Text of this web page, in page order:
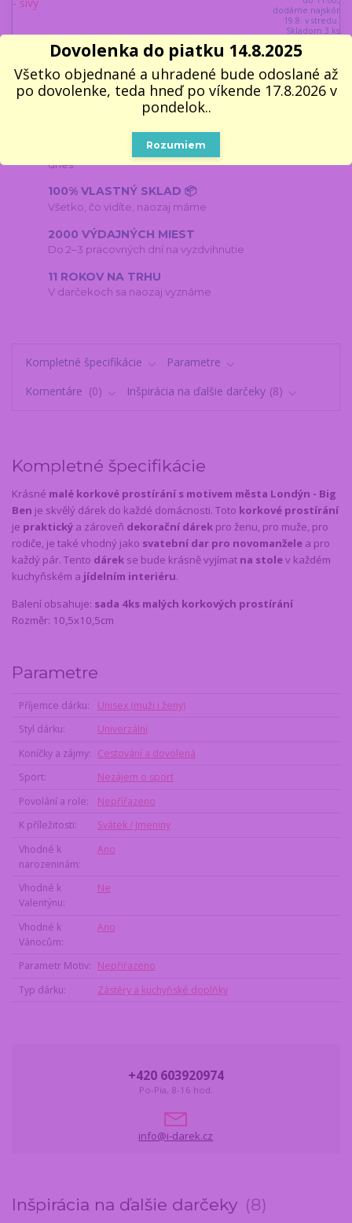
dodáme najskôr
19.8. v stredu.
Skladom 3 ks
Pridať do košíka
RÝCHLA EXPEDÍCIA⚡
Objednávky do 11:00 odosielame v pracovné dni ešte
dnes
100% VLASTNÝ SKLAD 📦
Všetko, čo vidíte, naozaj máme
2000 VÝDAJNÝCH MIEST
Do 2–3 pracovných dní na vyzdvihnutie
11 ROKOV NA TRHU
V darčekoch sa naozaj vyznáme
Kompletné špecifikácie
Parametre
Komentáre
0 Inšpirácia na ďalšie darčeky 8
Kompletné špecifikácie
Krásné malé korkové prostírání s motivem města Londýn - Big
Ben je skvělý dárek do každé domácnosti. Toto korkové prostírání
je praktický a zároveň dekorační dárek pro ženu, pro muže, pro
rodiče, je také vhodný jako svatební dar pro novomanžele a pro
každý pár. Tento dárek se bude krásně vyjímat na stolev každém
kuchyňském a jídelním interiéru.
Balení obsahuje: sada 4ks malých korkových prostírání
Rozměr: 10,5x10,5cm
Parametre
Příjemce dárku
Unisex (muži i ženy)
Styl dárku
Univerzální
Koníčky a zájmy
Cestování a dovolená
Sport
Nezájem o sport
Povolání a role
Nepřířazeno
K příležitosti
Svátek / Jmeniny
Vhodné k
narozeninám
Ano
Vhodné k
Valentýnu
Ne
Vhodné k
Vánocům
Ano
Parametr Motiv
Nepřiřazeno
Typ dárku
Zástěry a kuchyňské doplňky
+420 603920974
Po-Pia, 8-16 hod.
info@i-darek.cz
Inšpirácia na ďalšie darčeky 8
Dovolenka do piatku 14.8.2025
Všetko objednané a uhradené bude odoslané až
po dovolenke, teda hneď po víkende 17.8.2026 v
pondelok..
Rozumiem